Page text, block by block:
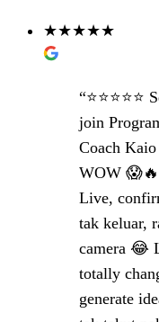
★★★★★
join
Coach
WOW
Live,
tak keluar,
camera 😂
totally
generate